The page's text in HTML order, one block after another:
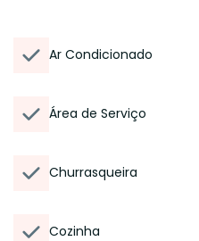
Ar Condicionado
Área de Serviço
Churrasqueira
Cozinha